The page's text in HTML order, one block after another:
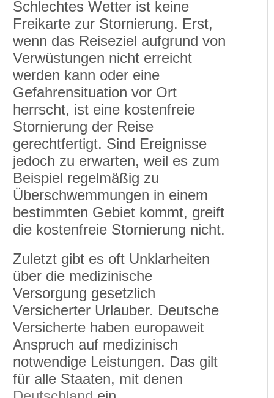
Schlechtes Wetter ist keine
Freikarte zur Stornierung. Erst,
wenn das Reiseziel aufgrund von
Verwüstungen nicht erreicht
werden kann oder eine
Gefahrensituation vor Ort
herrscht, ist eine kostenfreie
Stornierung der Reise
gerechtfertigt. Sind Ereignisse
jedoch zu erwarten, weil es zum
Beispiel regelmäßig zu
Überschwemmungen in einem
bestimmten Gebiet kommt, greift
die kostenfreie Stornierung nicht.
Zuletzt gibt es oft Unklarheiten
über die medizinische
Versorgung gesetzlich
Versicherter Urlauber. Deutsche
Versicherte haben europaweit
Anspruch auf medizinisch
notwendige Leistungen. Das gilt
für alle Staaten, mit denen